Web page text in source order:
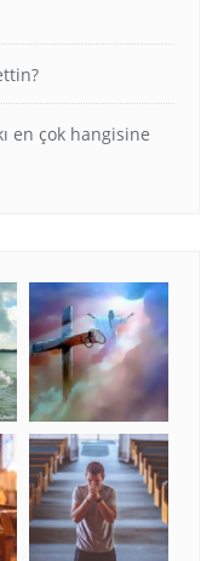
en çok hangisine